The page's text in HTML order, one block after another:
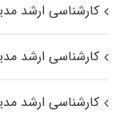
کارشناسی ارشد
کارشناسی ارشد
کارشناسی ارشد